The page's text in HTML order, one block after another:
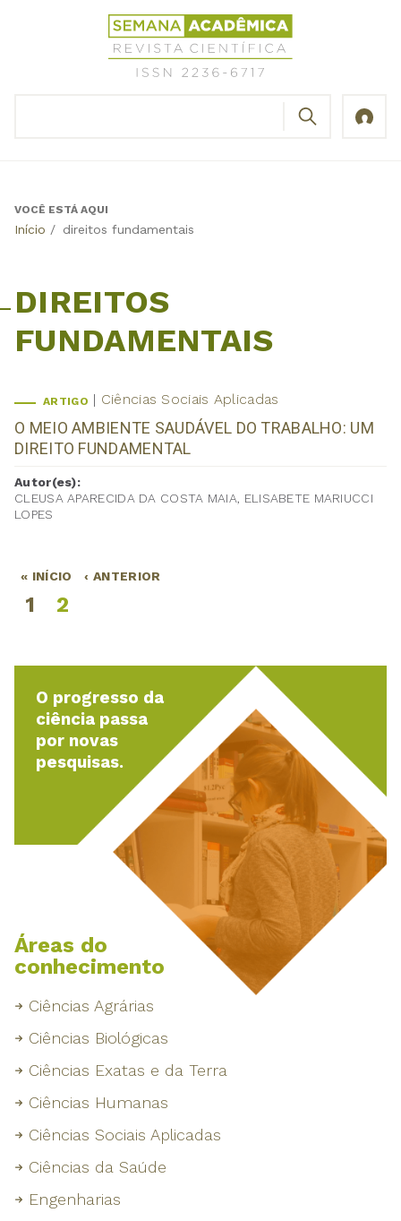
Revista
Científica
Semana
Back
VOCÊ ESTÁ AQUI
Início / direitos fundamentais
DIREITOS
FUNDAMENTAIS
ARTIGO Ciências Sociais Aplicadas
O MEIO AMBIENTE SAUDÁVEL DO TRABALHO: UM
DIREITO FUNDAMENTAL
Autor(es):
CLEUSA APARECIDA DA COSTA MAIA, ELISABETE MARIUCCI
LOPES
Páginas
« INÍCIO ‹ ANTERIOR
1 2
O progresso da
ciência passa
por novas
pesquisas.
Áreas do
conhecimento
Ciências Agrárias
Ciências Biológicas
Ciências Exatas e da Terra
Ciências Humanas
Ciências Sociais Aplicadas
Ciências da Saúde
Engenharias